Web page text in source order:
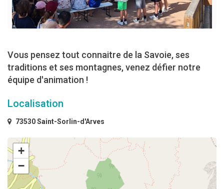
Vous pensez tout connaitre de la Savoie, ses
traditions et ses montagnes, venez défier notre
équipe d'animation !
Localisation
73530 Saint-Sorlin-d'Arves
+
−